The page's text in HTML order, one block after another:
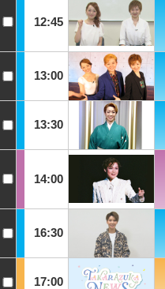
12:45
13:00
13:30
14:00
16:30
17:00